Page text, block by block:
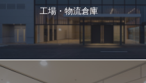
工場・物流倉庫